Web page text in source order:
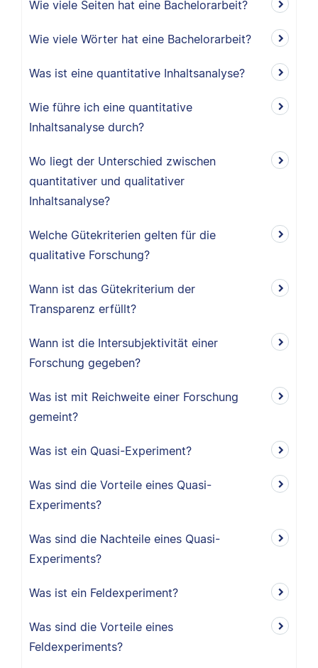
Wie viele Seiten hat eine Bachelorarbeit?
Wie viele Wörter hat eine Bachelorarbeit?
Was ist eine quantitative Inhaltsanalyse?
Wie führe ich eine quantitative
Inhaltsanalyse durch?
Wo liegt der Unterschied zwischen
quantitativer und qualitativer
Inhaltsanalyse?
Welche Gütekriterien gelten für die
qualitative Forschung?
Wann ist das Gütekriterium der
Transparenz erfüllt?
Wann ist die Intersubjektivität einer
Forschung gegeben?
Was ist mit Reichweite einer Forschung
gemeint?
Was ist ein Quasi-Experiment?
Was sind die Vorteile eines Quasi-
Experiments?
Was sind die Nachteile eines Quasi-
Experiments?
Was ist ein Feldexperiment?
Was sind die Vorteile eines
Feldexperiments?